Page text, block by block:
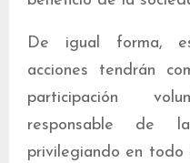
De igual forma,
acciones tendrán
participación
responsable de
privilegiando en todo